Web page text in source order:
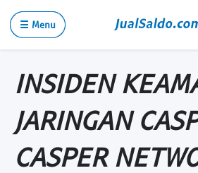
☰ Menu
INSIDEN
JARINGAN
CASPER